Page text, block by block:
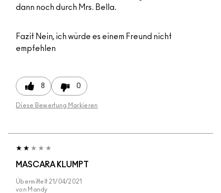
dann noch durch Mrs. Bella.
Fazit Nein, ich würde es einem Freund nicht
empfehlen
8 0
Diese Bewertung Markieren
MASCARA KLUMPT
Übermittelt 21/04/2021
von Mandy